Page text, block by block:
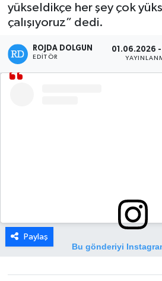
yükseldikçe her şey çok
çalışıyoruz” dedi.
ROJDA DOLGUN
EDITÖR
01.06.2026 -
Bu gönderiyi
Paylaş
DIŞ
HABERDE İNSAN
Haber Arşivi